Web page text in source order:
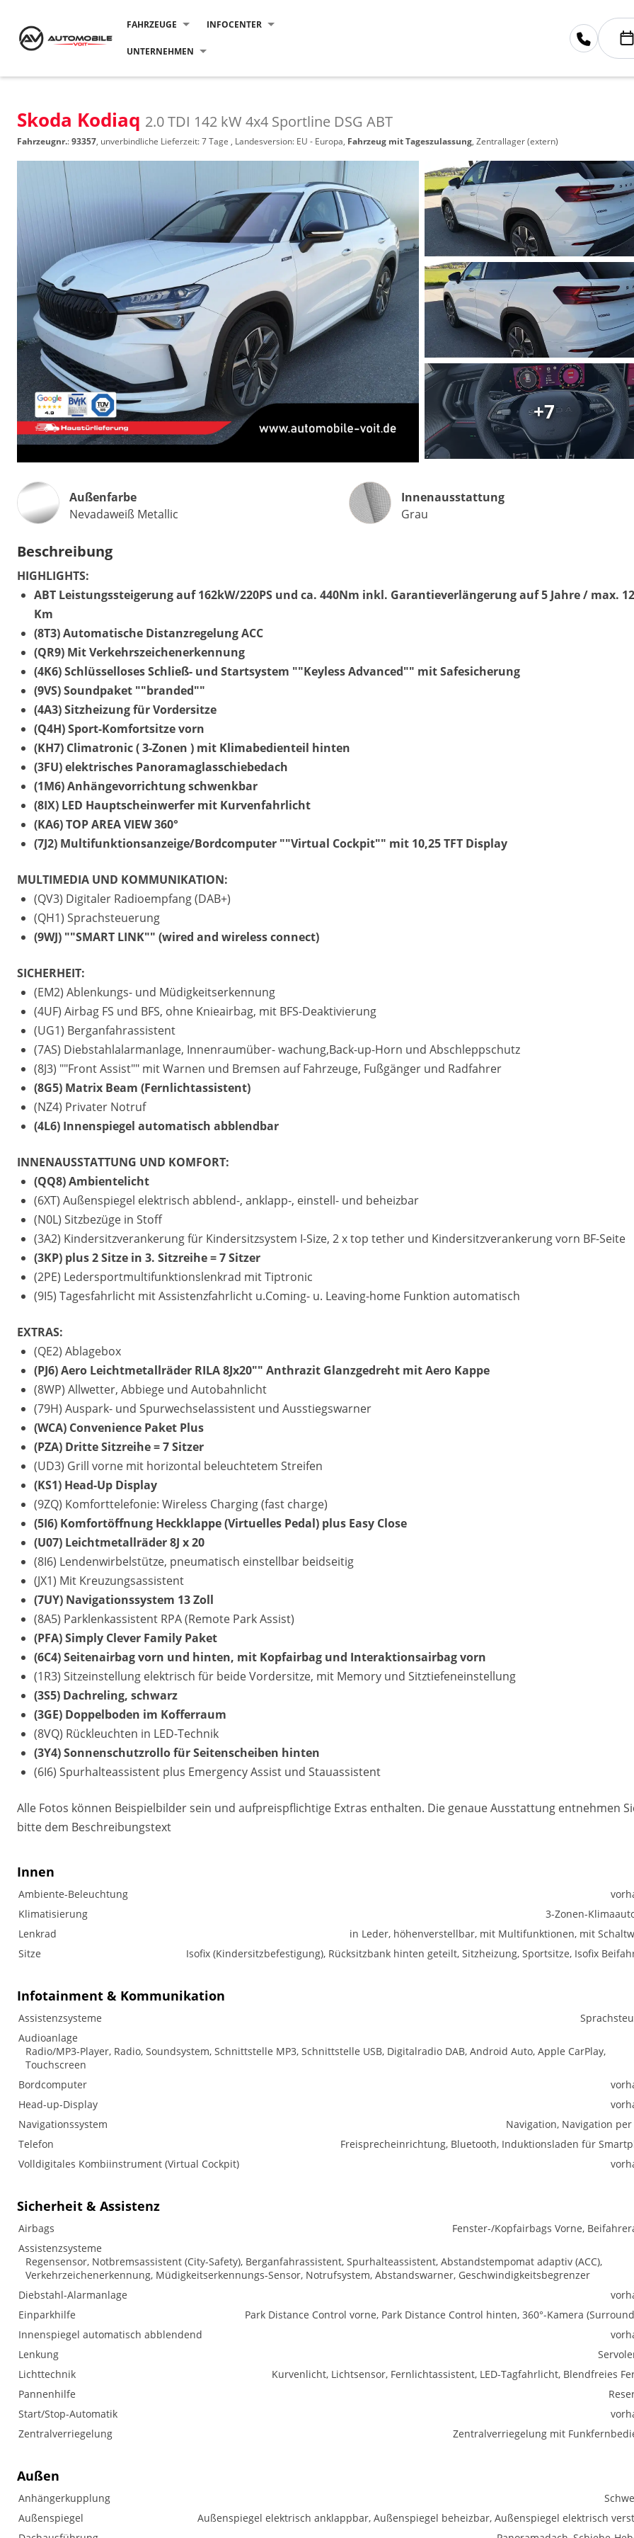
FAHRZEUGE INFOCENTER
UNTERNEHMEN
Skoda Kodiaq 2.0 TDI 142 kW 4x4 Sportline DSG ABT
Fahrzeugnr.:93357, unverbindliche Lieferzeit:7 Tage , Landesversion: EU - Europa, Fahrzeug mit Tageszulassung, Zentrallager (extern)
Matthias Voit
Geschäftsführung / Inhaber
Festnetz
0961 381 762
E-Mail
+7
Außenfarbe
Nevadaweiß Metallic
InnenausstattungInnenausstattung
Grau
Beschreibung
HIGHLIGHTS:
ABT Leistungssteigerung auf 162kW/220PS und ca. 440Nm inkl. Garantieverlängerung auf 5 Jahre / max.
Km
(8T3) Automatische Distanzregelung ACC
(QR9) Mit Verkehrszeichenerkennung
(4K6) Schlüsselloses Schließ- und Startsystem ""Keyless Advanced"" mit Safesicherung
(9VS) Soundpaket ""branded""
(4A3) Sitzheizung für Vordersitze
(Q4H) Sport-Komfortsitze vorn
(KH7) Climatronic ( 3-Zonen ) mit Klimabedienteil hinten
(3FU) elektrisches Panoramaglasschiebedach
(1M6) Anhängevorrichtung schwenkbar
(8IX) LED Hauptscheinwerfer mit Kurvenfahrlicht
(KA6) TOP AREA VIEW 360°
(7J2) Multifunktionsanzeige/Bordcomputer ""Virtual Cockpit"" mit 10,25 TFT Display
MULTIMEDIA UND KOMMUNIKATION:
(QV3) Digitaler Radioempfang (DAB+)
(QH1) Sprachsteuerung
(9WJ) ""SMART LINK"" (wired and wireless connect)
SICHERHEIT:
(EM2) Ablenkungs- und Müdigkeitserkennung
(4UF) Airbag FS und BFS, ohne Knieairbag, mit BFS-Deaktivierung
(UG1) Berganfahrassistent
(7AS) Diebstahlalarmanlage, Innenraumüber- wachung,Back-up-Horn und Abschleppschutz
(8J3) ""Front Assist"" mit Warnen und Bremsen auf Fahrzeuge, Fußgänger und Radfahrer
(8G5) Matrix Beam (Fernlichtassistent)
(NZ4) Privater Notruf
(4L6) Innenspiegel automatisch abblendbar
INNENAUSSTATTUNG UND KOMFORT:
(QQ8) Ambientelicht
(6XT) Außenspiegel elektrisch abblend-, anklapp-, einstell- und beheizbar
(N0L) Sitzbezüge in Stoff
(3A2) Kindersitzverankerung für Kindersitzsystem I-Size, 2 x top tether und Kindersitzverankerung vorn BF-Seite
(3KP) plus 2 Sitze in 3. Sitzreihe = 7 Sitzer
(2PE) Ledersportmultifunktionslenkrad mit Tiptronic
(9I5) Tagesfahrlicht mit Assistenzfahrlicht u.Coming- u. Leaving-home Funktion automatisch
EXTRAS:
(QE2) Ablagebox
(PJ6) Aero Leichtmetallräder RILA 8Jx20"" Anthrazit Glanzgedreht mit Aero Kappe
(8WP) Allwetter, Abbiege und Autobahnlicht
(79H) Auspark- und Spurwechselassistent und Ausstiegswarner
(WCA) Convenience Paket Plus
(PZA) Dritte Sitzreihe = 7 Sitzer
(UD3) Grill vorne mit horizontal beleuchtetem Streifen
(KS1) Head-Up Display
(9ZQ) Komforttelefonie: Wireless Charging (fast charge)
(5I6) Komfortöffnung Heckklappe (Virtuelles Pedal) plus Easy Close
(U07) Leichtmetallräder 8J x 20
(8I6) Lendenwirbelstütze, pneumatisch einstellbar beidseitig
(JX1) Mit Kreuzungsassistent
(7UY) Navigationssystem 13 Zoll
(8A5) Parklenkassistent RPA (Remote Park Assist)
(PFA) Simply Clever Family Paket
(6C4) Seitenairbag vorn und hinten, mit Kopfairbag und Interaktionsairbag vorn
(1R3) Sitzeinstellung elektrisch für beide Vordersitze, mit Memory und Sitztiefeneinstellung
(3S5) Dachreling, schwarz
(3GE) Doppelboden im Kofferraum
(8VQ) Rückleuchten in LED-Technik
(3Y4) Sonnenschutzrollo für Seitenscheiben hinten
(6I6) Spurhalteassistent plus Emergency Assist und Stauassistent
Alle Fotos können Beispielbilder sein und aufpreispflichtige Extras enthalten. Die genaue Ausstattung entnehmen
bitte dem Beschreibungstext
Innen
Ambiente-Beleuchtung
Klimatisierung
3-Zonen-
Lenkrad
in Leder, höhenverstellbar, mit Multifunktionen, mit
Sitze
Isofix (Kindersitzbefestigung), Rücksitzbank hinten geteilt, Sitzheizung, Sportsitze, Isofix
Infotainment & Kommunikation
Assistenzsysteme
Audioanlage
Radio/MP3-Player, Radio, Soundsystem, Schnittstelle MP3, Schnittstelle USB, Digitalradio DAB, Android Auto, Apple CarPlay,
Touchscreen
Bordcomputer
Head-up-Display
Navigationssystem
Navigation, Navigation
Telefon
Freisprecheinrichtung, Bluetooth, Induktionsladen für
Volldigitales Kombiinstrument (Virtual Cockpit)
Sicherheit & Assistenz
Airbags
Fenster-/Kopfairbags Vorne,
Assistenzsysteme
Regensensor, Notbremsassistent (City-Safety), Berganfahrassistent, Spurhalteassistent, Abstandstempomat adaptiv (ACC),
Verkehrzeichenerkennung, Müdigkeitserkennungs-Sensor, Notrufsystem, Abstandswarner, Geschwindigkeitsbegrenzer
Diebstahl-Alarmanlage
Einparkhilfe
Park Distance Control vorne, Park Distance Control hinten, 360°-Kamera
Innenspiegel automatisch abblendend
Lenkung
Lichttechnik
Kurvenlicht, Lichtsensor, Fernlichtassistent, LED-Tagfahrlicht, Blendfreies
Pannenhilfe
Start/Stop-Automatik
Zentralverriegelung
Zentralverriegelung mit
Außen
Anhängerkupplung
Außenspiegel
Außenspiegel elektrisch anklappbar, Außenspiegel beheizbar, Außenspiegel elektrisch